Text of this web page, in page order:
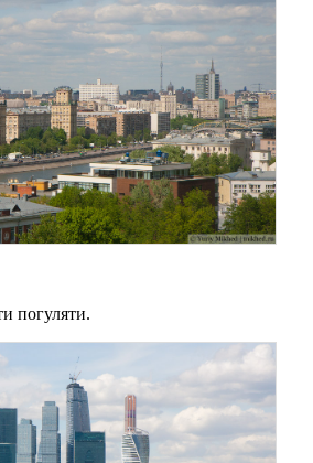
погуляти.